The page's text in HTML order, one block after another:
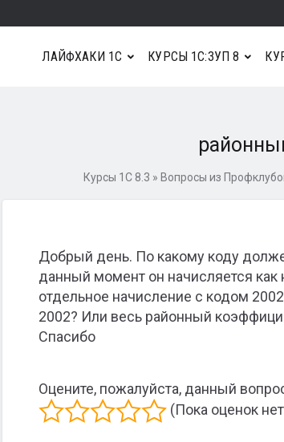
ЛАЙФХАКИ 1С КУРСЫ 1С:ЗУП 8
Курсы 1С 8.3 » Вопросы из
Добрый день. По какому коду
данный момент он начисляется
отдельное начисление с кодом
2002? Или весь районный
Спасибо
Оцените, пожалуйста, данный
(Пока оценок